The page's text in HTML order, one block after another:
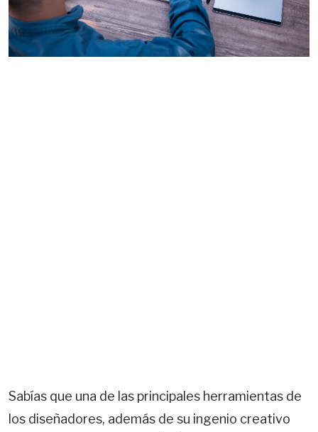
Sabías que una de las principales herramientas de
los diseñadores, además de su ingenio creativo